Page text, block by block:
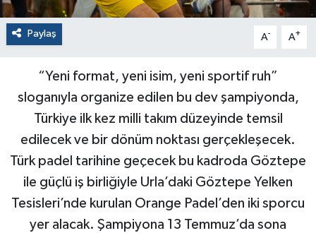
Paylaş A- A+
“Yeni format, yeni isim, yeni sportif ruh”
sloganıyla organize edilen bu dev şampiyonda,
Türkiye ilk kez milli takım düzeyinde temsil
edilecek ve bir dönüm noktası gerçekleşecek.
Türk padel tarihine geçecek bu kadroda Göztepe
ile güçlü iş birliğiyle Urla’daki Göztepe Yelken
Tesisleri’nde kurulan Orange Padel’den iki sporcu
yer alacak. Şampiyona 13 Temmuz’da sona